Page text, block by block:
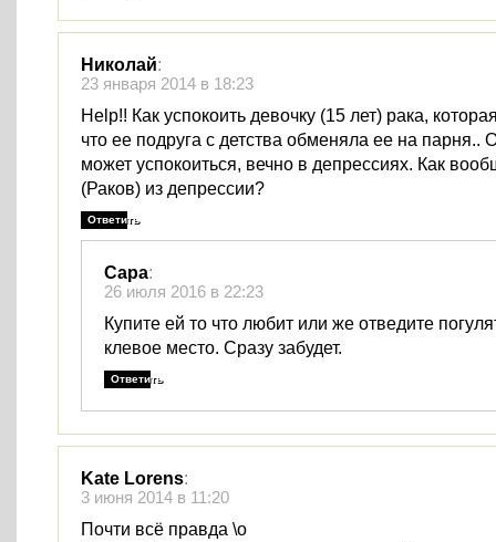
Николай:
23 января 2014 в 18:23
Help!! Как успокоить девочку (15 лет) рака,
что ее подруга с детства обменяла ее на парня..
может успокоиться, вечно в депрессиях. Как
(Раков) из депрессии?
Ответить
Сара:
26 июля 2016 в 22:23
Купите ей то что любит или же отведите
клевое место. Сразу забудет.
Ответить
Kate Lorens:
3 июня 2014 в 11:20
Почти всё правда \о